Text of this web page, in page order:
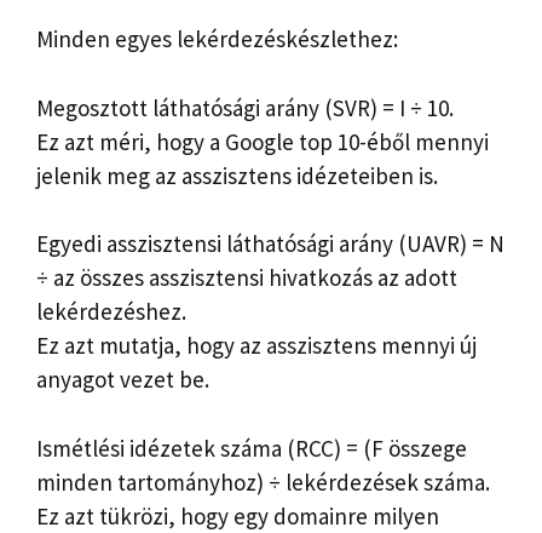
Minden egyes lekérdezéskészlethez:
Megosztott láthatósági arány (SVR) = I ÷ 10.
Ez azt méri, hogy a Google top 10-éből mennyi
jelenik meg az asszisztens idézeteiben is.
Egyedi asszisztensi láthatósági arány (UAVR) = N
÷ az összes asszisztensi hivatkozás az adott
lekérdezéshez.
Ez azt mutatja, hogy az asszisztens mennyi új
anyagot vezet be.
Ismétlési idézetek száma (RCC) = (F összege
minden tartományhoz) ÷ lekérdezések száma.
Ez azt tükrözi, hogy egy domainre milyen